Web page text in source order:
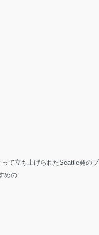
て立ち上げられたSeattle発のブ
めの